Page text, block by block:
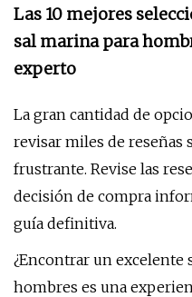
Las 10 mejores
sal marina para
experto
La gran cantidad de
revisar miles de reseñas
frustrante. Revise las
decisión de compra
guía definitiva.
¿Encontrar un excelente
hombres es una